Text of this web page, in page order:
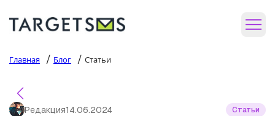
Главная / Блог / Статьи
Редакция14.06.2024 Статьи